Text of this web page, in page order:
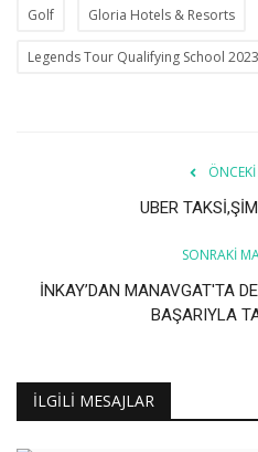
Golf Gloria Hotels & Resorts
Legends Tour Qualifying School 2023
UBER
SONRAKI
İNKAY’DAN MANAVGAT'TA
BAŞARIYLA
İLGILI MESAJLAR